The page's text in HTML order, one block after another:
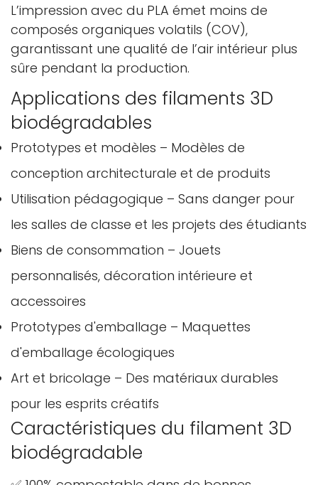
L’impression avec du PLA émet moins de
composés organiques volatils (COV),
garantissant une qualité de l’air intérieur plus
sûre pendant la production.
Applications des filaments 3D
biodégradables
Prototypes et modèles – Modèles de
conception architecturale et de produits
Utilisation pédagogique – Sans danger pour
les salles de classe et les projets des étudiants
Biens de consommation – Jouets
personnalisés, décoration intérieure et
accessoires
Prototypes d'emballage – Maquettes
d'emballage écologiques
Art et bricolage – Des matériaux durables
pour les esprits créatifs
Caractéristiques du filament 3D
biodégradable